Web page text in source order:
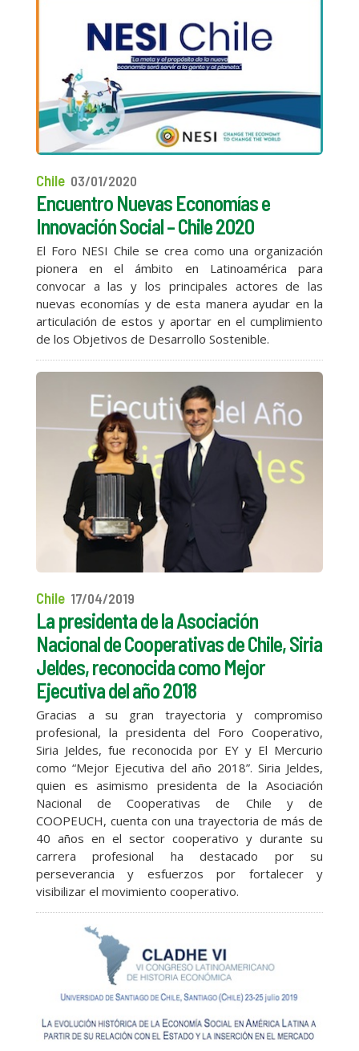
Chile 03/01/2020
Encuentro Nuevas Economías e
Innovación Social – Chile 2020
El Foro NESI Chile se crea como una organización
pionera en el ámbito en Latinoamérica para
convocar a las y los principales actores de las
nuevas economías y de esta manera ayudar en la
articulación de estos y aportar en el cumplimiento
de los Objetivos de Desarrollo Sostenible.
Chile 17/04/2019
La presidenta de la Asociación
Nacional de Cooperativas de Chile, Siria
Jeldes, reconocida como Mejor
Ejecutiva del año 2018
Gracias a su gran trayectoria y compromiso
profesional, la presidenta del Foro Cooperativo,
Siria Jeldes, fue reconocida por EY y El Mercurio
como “Mejor Ejecutiva del año 2018”. Siria Jeldes,
quien es asimismo presidenta de la Asociación
Nacional de Cooperativas de Chile y de
COOPEUCH, cuenta con una trayectoria de más de
40 años en el sector cooperativo y durante su
carrera profesional ha destacado por su
perseverancia y esfuerzos por fortalecer y
visibilizar el movimiento cooperativo.